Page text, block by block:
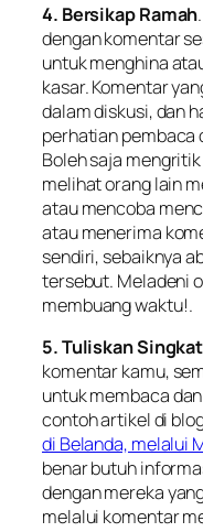
4. Bersikap Ramah
dengan komentar
untuk menghina
kasar. Komentar
dalam diskusi, dan
perhatian pembaca
Boleh saja
melihat orang lain
atau mencoba
atau menerima
sendiri, sebaiknya
tersebut. Meladeni
membuang waktu!.
5. Tuliskan
komentar kamu,
untuk membaca
contoh artikel di
di Belanda, melalui
benar butuh
dengan mereka
melalui komentar